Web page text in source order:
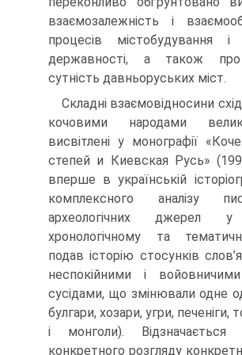
взаємозалежність і
процесів містобудування і
державності, а також про
сутність давньоруських міст.
Складні взаємовідносини
кочовими народами
висвітлені у монографії
степей и Киевская Русь»
вперше в українській
комплексного аналізу
археологічних джерел
хронологічному та
подав історію стосунків
неспокійними і
сусідами, що змінювали одне
булгари, хозари, угри, печеніги,
і монголи). Відзначається
конкретного розгляду